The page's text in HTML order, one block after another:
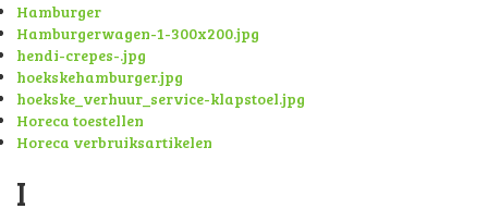
Hamburger
Hamburgerwagen-1-300x200.jpg
hendi-crepes-.jpg
hoekskehamburger.jpg
hoekske_verhuur_service-klapstoel.jpg
Horeca toestellen
Horeca verbruiksartikelen
I